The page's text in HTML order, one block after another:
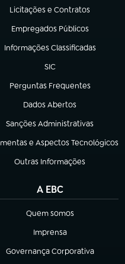
Licitações e Contratos
(abre em nova aba)
Empregados Públicos
(abre em nova aba)
Informações Classificadas
(abre em nova aba)
SIC
(abre em nova aba)
Perguntas Frequentes
(abre em nova aba)
Dados Abertos
(abre em nova aba)
Sanções Administrativas
(abre em nova aba)
e Aspectos Tecnológicos
em nova aba)
Outras Informações
(abre em nova aba)
A EBC
Quem somos
(abre em nova aba)
Imprensa
(abre em nova aba)
Governança Corporativa
(abre em nova aba)